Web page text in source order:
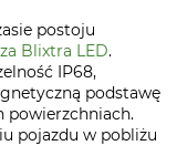
postoju
Blixtra LED.
IP68,
podstawę
powierzchniach.
pojazdu w pobliżu